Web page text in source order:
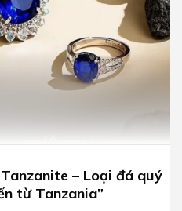
– Loại đá quý
từ Tanzania”